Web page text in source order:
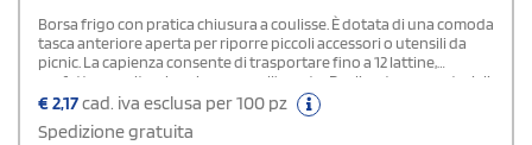
Borsa frigo con pratica chiusura a coulisse. È dotata di una comoda
tasca anteriore aperta per riporre piccoli accessori o utensili da
picnic. La capienza consente di trasportare fino a 12 lattine,
perfetta per gite, viaggi o pause all’aperto. Realizzata con materiali
resistenti e di qualità, garantisce una tenuta sicura fino a 5 kg di
€2,17cad. iva esclusa per 100 pz
Spedizione gratuita